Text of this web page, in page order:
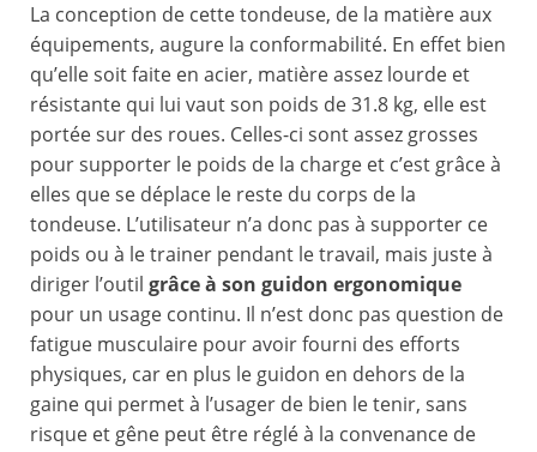
La conception de cette tondeuse, de la matière aux
équipements, augure la conformabilité. En effet bien
qu’elle soit faite en acier, matière assez lourde et
résistante qui lui vaut son poids de 31.8 kg, elle est
portée sur des roues. Celles-ci sont assez grosses
pour supporter le poids de la charge et c’est grâce à
elles que se déplace le reste du corps de la
tondeuse. L’utilisateur n’a donc pas à supporter ce
poids ou à le trainer pendant le travail, mais juste à
diriger l’outil grâce à son guidon ergonomique
pour un usage continu. Il n’est donc pas question de
fatigue musculaire pour avoir fourni des efforts
physiques, car en plus le guidon en dehors de la
gaine qui permet à l’usager de bien le tenir, sans
risque et gêne peut être réglé à la convenance de